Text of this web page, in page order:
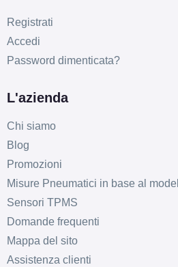
Registrati
Accedi
Password dimenticata?
L'azienda
Chi siamo
Blog
Promozioni
Misure Pneumatici in base al
Sensori TPMS
Domande frequenti
Mappa del sito
Assistenza clienti